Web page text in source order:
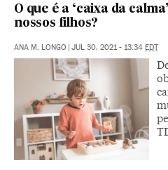
O que é a ‘caixa da
nossos filhos?
ANA M. LONGO JUL 30, 2021 - 13:34 EDT